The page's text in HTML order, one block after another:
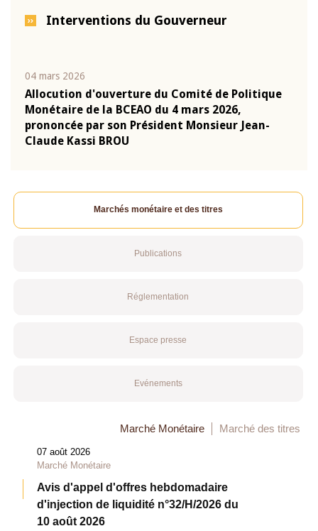
Interventions du Gouverneur
04 mars 2026
Allocution d'ouverture du Comité de Politique
Monétaire de la BCEAO du 4 mars 2026,
prononcée par son Président Monsieur Jean-
Claude Kassi BROU
Marchés monétaire et des titres
Publications
Réglementation
Espace presse
Evénements
Marché Monétaire Marché des titres
07 août 2026
Marché Monétaire
Avis d'appel d'offres hebdomadaire
d'injection de liquidité n°32/H/2026 du
10 août 2026